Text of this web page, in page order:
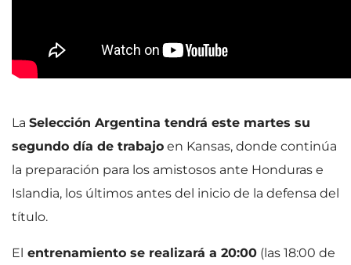
La Selección Argentina tendrá este martes su
segundo día de trabajo en Kansas, donde continúa
la preparación para los amistosos ante Honduras e
Islandia, los últimos antes del inicio de la defensa del
título.
El entrenamiento se realizará a 20:00 (las 18:00 de